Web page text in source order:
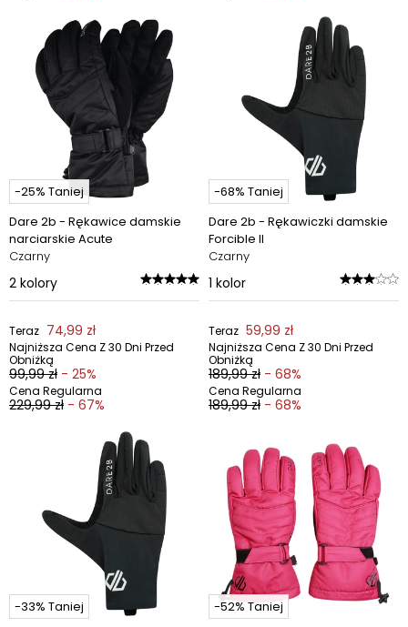
-25% Taniej
Dare 2b - Rękawice damskie
narciarskie Acute
Czarny
2 kolory
Teraz 74,99 zł
Najniższa Cena Z 30 Dni Przed
Obniżką
99,99 zł - 25%
Cena Regularna
229,99 zł - 67%
-68% Taniej
Dare 2b - Rękawiczki damskie
Forcible II
Czarny
1 kolor
Teraz 59,99 zł
Najniższa Cena Z 30 Dni Przed
Obniżką
189,99 zł - 68%
Cena Regularna
189,99 zł - 68%
-33% Taniej
-52% Taniej